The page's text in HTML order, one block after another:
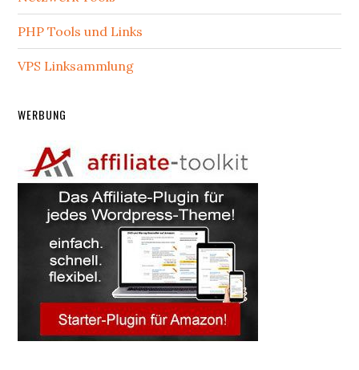
PHP Tools und Links
VPS Linksammlung
WERBUNG